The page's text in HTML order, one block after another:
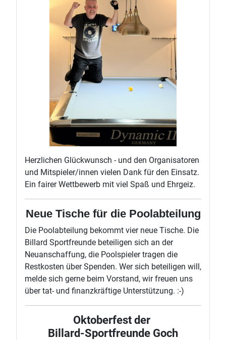
Herzlichen Glückwunsch - und den Organisatoren
und Mitspieler/innen vielen Dank für den Einsatz.
Ein fairer Wettbewerb mit viel Spaß und Ehrgeiz.
Neue Tische für die Poolabteilung
Die Poolabteilung bekommt vier neue Tische. Die
Billard Sportfreunde beteiligen sich an der
Neuanschaffung, die Poolspieler tragen die
Restkosten über Spenden. Wer sich beteiligen will,
melde sich gerne beim Vorstand, wir freuen uns
über tat- und finanzkräftige Unterstützung. :-)
Oktoberfest der
Billard-Sportfreunde Goch